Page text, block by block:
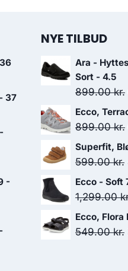
37
-
NYE TILBUD
Ara -
Sort - 4.5
899.00kr.
Ecco,
899.00kr.
Superfit,
599.00kr.
Ecco - Soft
1,299.00
Ecco,
549.00kr.